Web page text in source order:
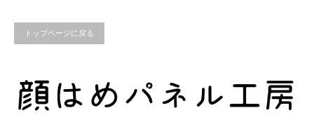
トップページに戻る